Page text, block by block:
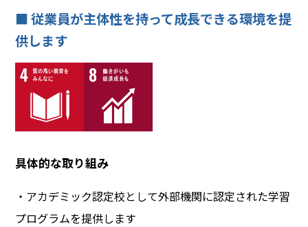
■ 従業員が主体性を持って成長できる環境を提
供します
具体的な取り組み
・アカデミック認定校として外部機関に認定された学習
プログラムを提供します